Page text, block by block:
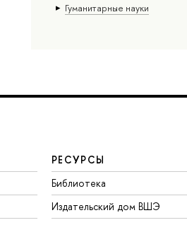
Гуманитарные науки
РЕСУРСЫ
Библиотека
Издательский дом ВШЭ